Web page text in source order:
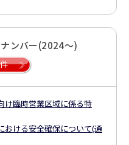
ンバー(2024～)
け臨時営業区域に係る特
おける安全確保について(通